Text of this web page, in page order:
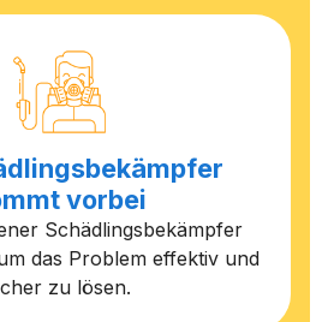
vorbei
Schädlingsbekämpfer
das Problem effektiv und
zu lösen.